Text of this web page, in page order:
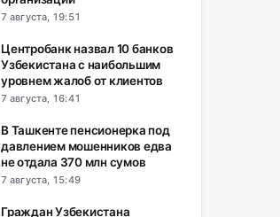
7 августа, 19:51
Центробанк назвал 10 банков
Узбекистана с наибольшим
уровнем жалоб от клиентов
7 августа, 16:41
В Ташкенте пенсионерка под
давлением мошенников едва
не отдала 370 млн сумов
7 августа, 15:49
Граждан Узбекистана